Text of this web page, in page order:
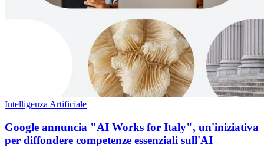
Intelligenza Artificiale
Google annuncia "AI Works for Italy", un'iniziativa
per diffondere competenze essenziali sull'AI